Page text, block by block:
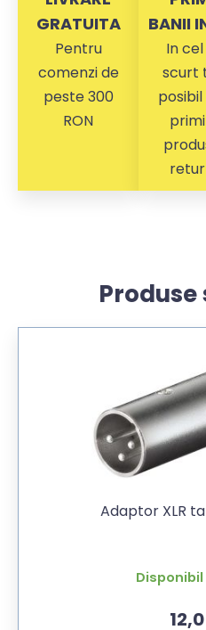
GRATUITA
Pentru
comenzi de
peste 300
RON
BANII
In
scurt
Adaptor XLR
12,0